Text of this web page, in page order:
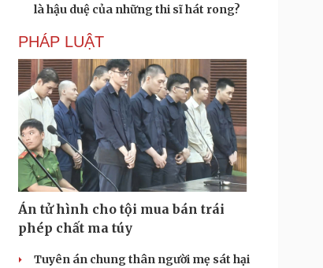
là hậu duệ của những thi sĩ hát rong?
PHÁP LUẬT
Án tử hình cho tội mua bán trái
phép chất ma túy
Tuyên án chung thân người mẹ sát hại